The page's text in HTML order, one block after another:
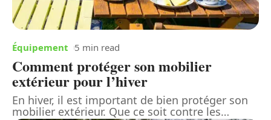
Équipement 5 min read
Comment protéger son mobilier
extérieur pour l’hiver
En hiver, il est important de bien protéger son
mobilier extérieur. Que ce soit contre les…